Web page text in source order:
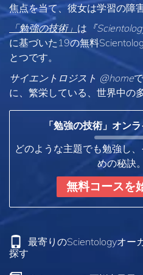
焦点を当て、彼女は学習の障
「勉強の技術」 は 『
に基づいた19の無料
とつです。
サイエントロジスト @home
に、繁栄している、世界中の
「勉強の技術」オン
どのような主題でも勉強し
めの秘訣。
無料コースを
最寄りのScientologyオー
探す